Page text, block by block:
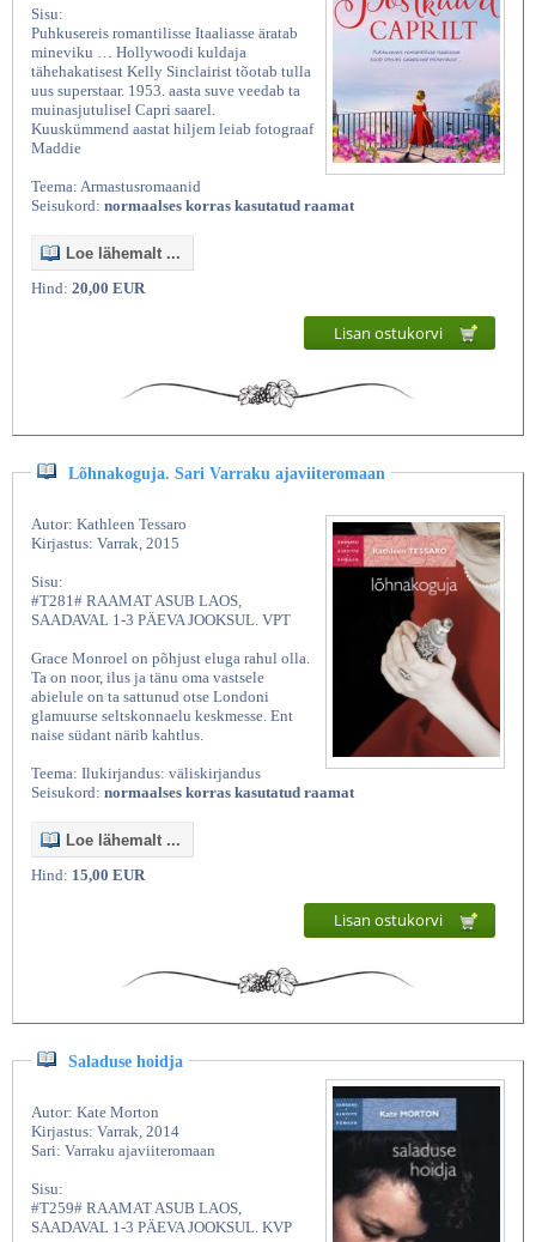
Sisu:
Puhkusereis romantilisse Itaaliasse äratab
mineviku … Hollywoodi kuldaja
tähehakatisest Kelly Sinclairist tõotab tulla
uus superstaar. 1953. aasta suve veedab ta
muinasjutulisel Capri saarel.
Kuuskümmend aastat hiljem leiab fotograaf
Maddie
Teema: Armastusromaanid
Seisukord: normaalses korras kasutatud raamat
Loe lähemalt ...
Hind: 20,00 EUR
Lisan ostukorvi
Lõhnakoguja. Sari Varraku ajaviiteromaan
Autor: Kathleen Tessaro
Kirjastus: Varrak, 2015
Sisu:
#T281# RAAMAT ASUB LAOS,
SAADAVAL 1-3 PÄEVA JOOKSUL. VPT
Grace Monroel on põhjust eluga rahul olla.
Ta on noor, ilus ja tänu oma vastsele
abielule on ta sattunud otse Londoni
glamuurse seltskonnaelu keskmesse. Ent
naise südant närib kahtlus.
Teema: Ilukirjandus: väliskirjandus
Seisukord: normaalses korras kasutatud raamat
Loe lähemalt ...
Hind: 15,00 EUR
Lisan ostukorvi
Saladuse hoidja
Autor: Kate Morton
Kirjastus: Varrak, 2014
Sari: Varraku ajaviiteromaan
Sisu:
#T259# RAAMAT ASUB LAOS,
SAADAVAL 1-3 PÄEVA JOOKSUL. KVP